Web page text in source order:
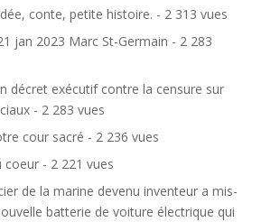
conte, petite histoire. - 2 313 vues
jan 2023 Marc St-Germain - 2 283
décret exécutif contre la censure sur
- 2 283 vues
cour sacré - 2 236 vues
coeur- 2 221 vues
de la marine devenu inventeur a mis-
batterie de voiture électrique qui